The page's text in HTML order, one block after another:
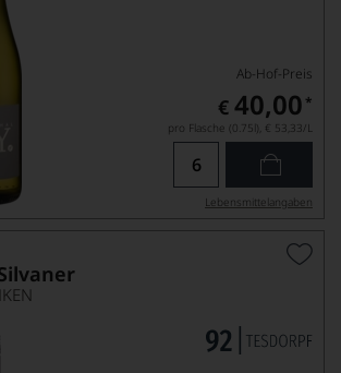
Ab-Hof-Preis
€ 40,00 *
pro Flasche (0.75l), € 53,33/L
Lebensmittel­angaben